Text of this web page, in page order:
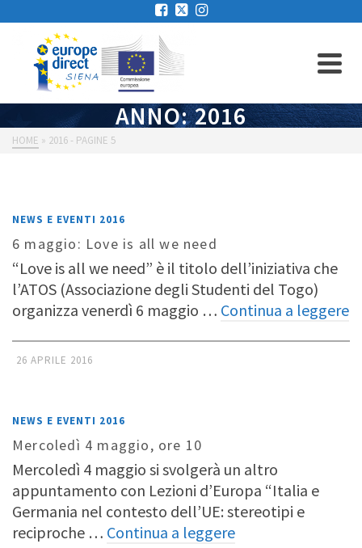
ANNO: 2016
HOME » 2016 - PAGINE 5
NEWS E EVENTI 2016
6 maggio: Love is all we need
“Love is all we need” è il titolo dell’iniziativa che
l’ATOS (Associazione degli Studenti del Togo)
organizza venerdì 6 maggio … Continua a leggere
26 APRILE 2016
NEWS E EVENTI 2016
Mercoledì 4 maggio, ore 10
Mercoledì 4 maggio si svolgerà un altro
appuntamento con Lezioni d’Europa “Italia e
Germania nel contesto dell’UE: stereotipi e
reciproche … Continua a leggere